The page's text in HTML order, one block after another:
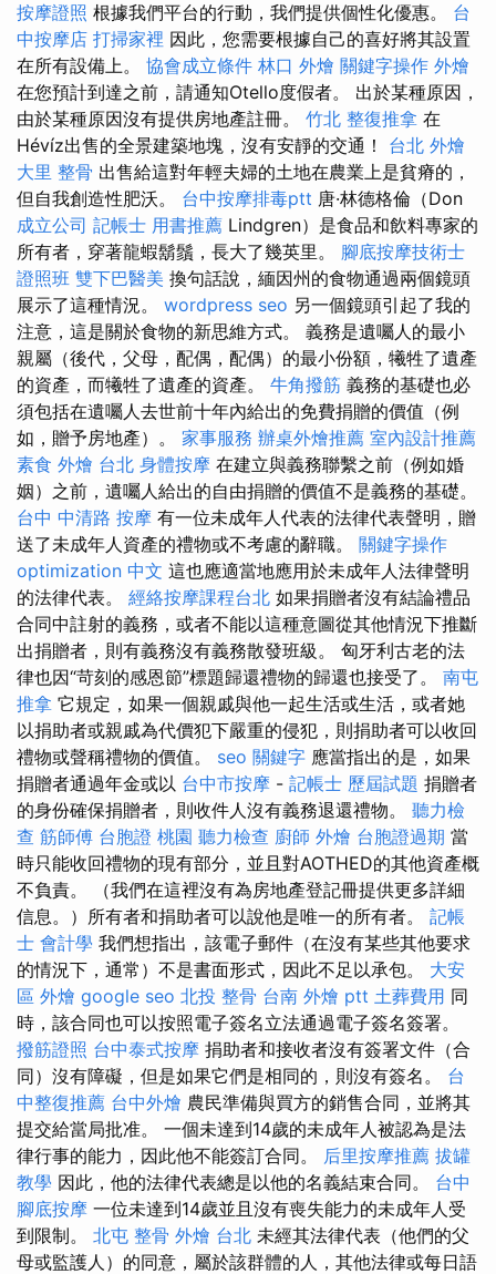
按摩證照 根據我們平台的行動，我們提供個性化優惠。 台
中按摩店 打掃家裡 因此，您需要根據自己的喜好將其設置
在所有設備上。 協會成立條件 林口 外燴 關鍵字操作 外燴
在您預計到達之前，請通知Otello度假者。 出於某種原因，
由於某種原因沒有提供房地產註冊。 竹北 整復推拿 在
Hévíz出售的全景建築地塊，沒有安靜的交通！ 台北 外燴
大里 整骨 出售給這對年輕夫婦的土地在農業上是貧瘠的，
但自我創造性肥沃。 台中按摩排毒ptt 唐·林德格倫（Don
成立公司 記帳士 用書推薦 Lindgren）是食品和飲料專家的
所有者，穿著龍蝦鬍鬚，長大了幾英里。 腳底按摩技術士
證照班 雙下巴醫美 換句話說，緬因州的食物通過兩個鏡頭
展示了這種情況。 wordpress seo 另一個鏡頭引起了我的
注意，這是關於食物的新思維方式。 義務是遺囑人的最小
親屬（後代，父母，配偶，配偶）的最小份額，犧牲了遺產
的資產，而犧牲了遺產的資產。 牛角撥筋 義務的基礎也必
須包括在遺囑人去世前十年內給出的免費捐贈的價值（例
如，贈予房地產）。 家事服務 辦桌外燴推薦 室內設計推薦
素食 外燴 台北 身體按摩 在建立與義務聯繫之前（例如婚
姻）之前，遺囑人給出的自由捐贈的價值不是義務的基礎。
台中 中清路 按摩 有一位未成年人代表的法律代表聲明，贈
送了未成年人資產的禮物或不考慮的辭職。 關鍵字操作
optimization 中文 這也應適當地應用於未成年人法律聲明
的法律代表。 經絡按摩課程台北 如果捐贈者沒有結論禮品
合同中註射的義務，或者不能以這種意圖從其他情況下推斷
出捐贈者，則有義務沒有義務散發班級。 匈牙利古老的法
律也因“苛刻的感恩節”標題歸還禮物的歸還也接受了。 南屯
推拿 它規定，如果一個親戚與他一起生活或生活，或者她
以捐助者或親戚為代價犯下嚴重的侵犯，則捐助者可以收回
禮物或聲稱禮物的價值。 seo 關鍵字 應當指出的是，如果
捐贈者通過年金或以 台中市按摩 - 記帳士 歷屆試題 捐贈者
的身份確保捐贈者，則收件人沒有義務退還禮物。 聽力檢
查 筋師傅 台胞證 桃園 聽力檢查 廚師 外燴 台胞證過期 當
時只能收回禮物的現有部分，並且對AOTHED的其他資產概
不負責。 （我們在這裡沒有為房地產登記冊提供更多詳細
信息。）所有者和捐助者可以說他是唯一的所有者。 記帳
士 會計學 我們想指出，該電子郵件（在沒有某些其他要求
的情況下，通常）不是書面形式，因此不足以承包。 大安
區 外燴 google seo 北投 整骨 台南 外燴 ptt 土葬費用 同
時，該合同也可以按照電子簽名立法通過電子簽名簽署。
撥筋證照 台中泰式按摩 捐助者和接收者沒有簽署文件（合
同）沒有障礙，但是如果它們是相同的，則沒有簽名。 台
中整復推薦 台中外燴 農民準備與買方的銷售合同，並將其
提交給當局批准。 一個未達到14歲的未成年人被認為是法
律行事的能力，因此他不能簽訂合同。 后里按摩推薦 拔罐
教學 因此，他的法律代表總是以他的名義結束合同。 台中
腳底按摩 一位未達到14歲並且沒有喪失能力的未成年人受
到限制。 北屯 整骨 外燴 台北 未經其法律代表（他們的父
母或監護人）的同意，屬於該群體的人，其他法律或每日語